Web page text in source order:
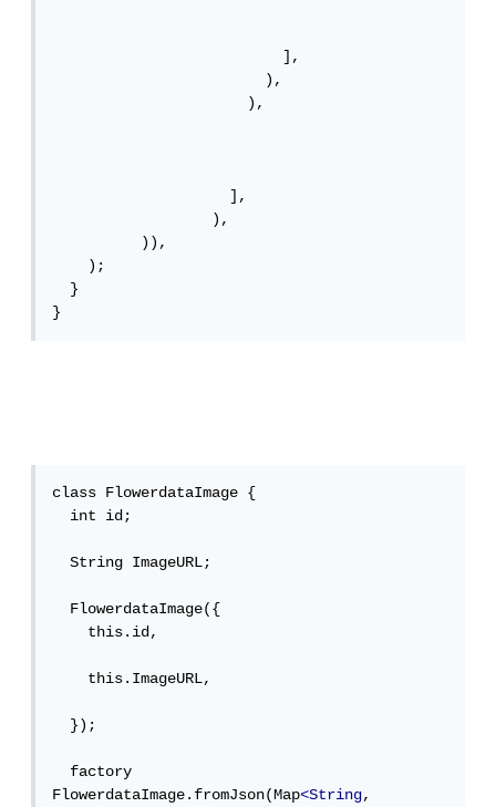
                          ],
                        ),
                      ),
                    ],
                  ),
          )),
    );
  }
}
class FlowerdataImage {
  int id;
  String ImageURL;
  FlowerdataImage({
    this.id,
    this.ImageURL,
  });
  factory
FlowerdataImage.fromJson(Map<String